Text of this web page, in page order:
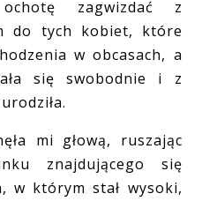
zagwizdać z
do tych kobiet, które
w obcasach, a
się swobodnie i z
mi głową, ruszając
znajdującego się
w którym stał wysoki,